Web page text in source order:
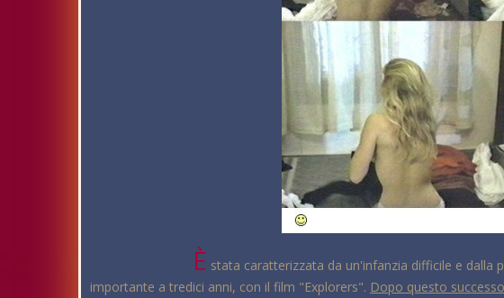
È stata caratterizzata da un'infanzia difficile e dalla
importante a tredici anni, con il film "Explorers". Dopo questo successo